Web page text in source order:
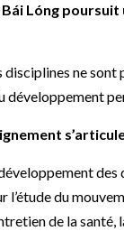
Bái Lóng
ne
développement
l’étude du
de la